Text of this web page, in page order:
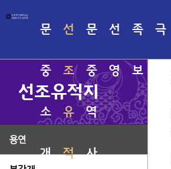
문
중
소
개
선
조
유
적
문
중
역
사
선
영
족
보
극
선조유적지
용연